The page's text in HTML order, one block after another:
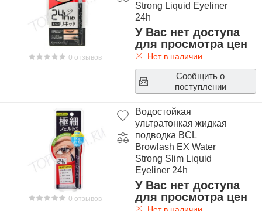
0 отзывов
Strong Liquid Eyeliner
24h
У Вас нет доступа
для просмотра цен
Нет в наличии
Сообщить о
поступлении
0 отзывов
Водостойкая
ультратонкая жидкая
подводка BCL
Browlash EX Water
Strong Slim Liquid
Eyeliner 24h
У Вас нет доступа
для просмотра цен